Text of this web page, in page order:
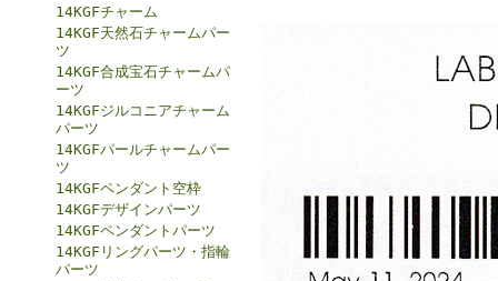
14KGFチャーム
14KGF天然石チャームパー
ツ
14KGF合成宝石チャームパ
ーツ
14KGFジルコニアチャーム
パーツ
14KGFパールチャームパー
ツ
14KGFペンダント空枠
14KGFデザインパーツ
14KGFペンダントパーツ
14KGFリングパーツ・指輪
パーツ